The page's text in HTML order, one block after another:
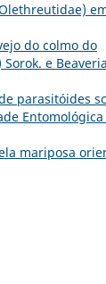
do colmo do
e
parasitóides
mariposa